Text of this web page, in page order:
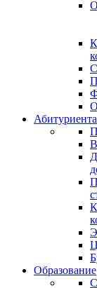
Образование